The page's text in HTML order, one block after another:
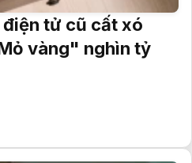
tử cũ cất xó
vàng" nghìn tỷ